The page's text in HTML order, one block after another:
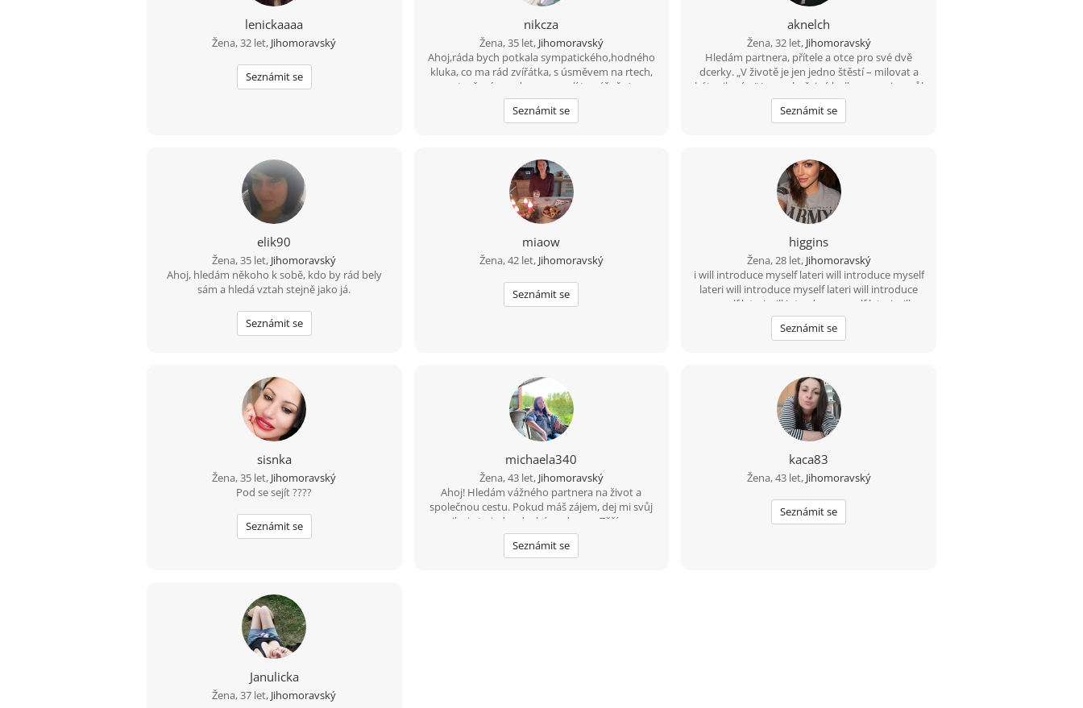
lenickaaaa
Žena, 32 let, Jihomoravský
Seznámit se
nikcza
Žena, 35 let, Jihomoravský
Ahoj,ráda bych potkala sympatického,hodného
kluka, co ma rád zvířátka, s úsměvem na rtech,
otevřeným srdcem a myslí to vážně..:)
Seznámit se
aknelch
Žena, 32 let, Jihomoravský
Hledám partnera, přítele a otce pro své dvě
dcerky. „V životě je jen jedno štěstí – milovat a
být milován.“ Jsem obyčejná holka z vesnice, půl
života žiju ve městě. Mám ráda přírodu, vaření i
poctivou práci. Hledám chlapa, který ví, co chce,
Seznámit se
elik90
Žena, 35 let, Jihomoravský
Ahoj, hledám někoho k sobě, kdo by rád bely
sám a hledá vztah stejně jako já.
Seznámit se
miaow
Žena, 42 let, Jihomoravský
Seznámit se
higgins
Žena, 28 let, Jihomoravský
i will introduce myself lateri will introduce myself
lateri will introduce myself lateri will introduce
myself lateri will introduce myself lateri will
introduce myself lateri will introduce myself
later
Seznámit se
sisnka
Žena, 35 let, Jihomoravský
Pod se sejít ????
Seznámit se
michaela340
Žena, 43 let, Jihomoravský
Ahoj! Hledám vážného partnera na život a
společnou cestu. Pokud máš zájem, dej mi svůj
е-mаil – je to jednoduché a zdarma. Těším se na
kontakt!
Seznámit se
kaca83
Žena, 43 let, Jihomoravský
Seznámit se
Janulicka
Žena, 37 let, Jihomoravský